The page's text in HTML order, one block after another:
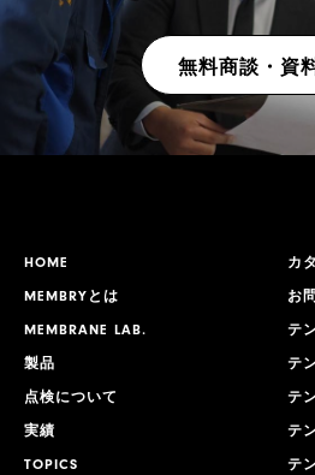
無料商談・資
HOME
MEMBRYとは
MEMBRANE LAB.
製品
点検について
実績
TOPICS
カ
お
テ
テ
テ
テ
テ